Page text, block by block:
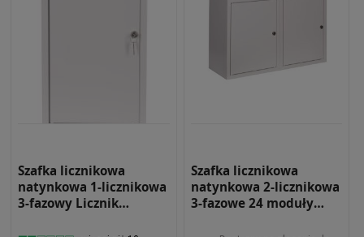
Szafka licznikowa
natynkowa 1-licznikowa
3-fazowy Licznik
Szafka licznikowa
natynkowa 2-licznikowa
3-fazowe 24 moduły